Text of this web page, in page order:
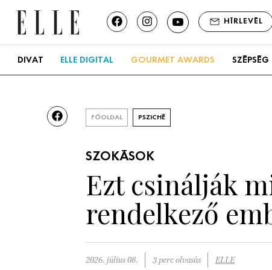
HÍRLEVÉL
DIVAT ELLE DIGITAL GOURMET AWARDS SZÉPSÉG
FŐOLDAL PSZICHÉ
SZOKÁSOK
Ezt csinálják
rendelkező
2026. július 08. 3 perc olvasás ELLE